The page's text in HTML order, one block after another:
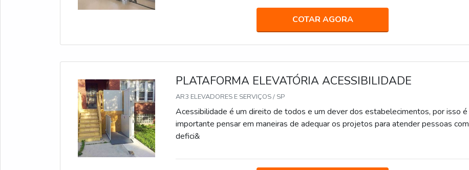
COTAR AGORA
PLATAFORMA ELEVATÓRIA ACESSIBILIDADE
AR3 ELEVADORES E SERVIÇOS / SP
Acessibilidade é um direito de todos e um dever dos estabelecimentos, por isso é
importante pensar em maneiras de adequar os projetos para atender pessoas com
defici&